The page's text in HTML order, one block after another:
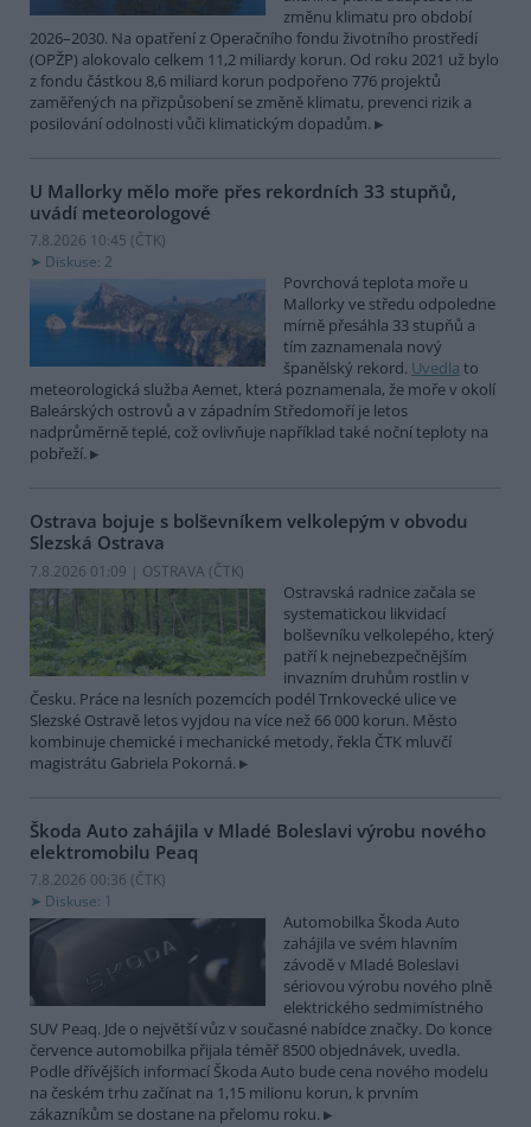
změnu klimatu pro období
2026–2030. Na opatření z Operačního fondu životního prostředí
(OPŽP) alokovalo celkem 11,2 miliardy korun. Od roku 2021 už bylo
z fondu částkou 8,6 miliard korun podpořeno 776 projektů
zaměřených na přizpůsobení se změně klimatu, prevenci rizik a
posilování odolnosti vůči klimatickým dopadům.
U Mallorky mělo moře přes rekordních 33 stupňů,
uvádí meteorologové
7.8.2026 10:45 (ČTK)
Diskuse: 2
Povrchová teplota moře u
Mallorky ve středu odpoledne
mírně přesáhla 33 stupňů a
tím zaznamenala nový
španělský rekord. Uvedla to
meteorologická služba Aemet, která poznamenala, že moře v okolí
Baleárských ostrovů a v západním Středomoří je letos
nadprůměrně teplé, což ovlivňuje například také noční teploty na
pobřeží.
Ostrava bojuje s bolševníkem velkolepým v obvodu
Slezská Ostrava
7.8.2026 01:09 | OSTRAVA (ČTK)
Ostravská radnice začala se
systematickou likvidací
bolševníku velkolepého, který
patří k nejnebezpečnějším
invazním druhům rostlin v
Česku. Práce na lesních pozemcích podél Trnkovecké ulice ve
Slezské Ostravě letos vyjdou na více než 66 000 korun. Město
kombinuje chemické i mechanické metody, řekla ČTK mluvčí
magistrátu Gabriela Pokorná.
Škoda Auto zahájila v Mladé Boleslavi výrobu nového
elektromobilu Peaq
7.8.2026 00:36 (ČTK)
Diskuse: 1
Automobilka Škoda Auto
zahájila ve svém hlavním
závodě v Mladé Boleslavi
sériovou výrobu nového plně
elektrického sedmimístného
SUV Peaq. Jde o největší vůz v současné nabídce značky. Do konce
července automobilka přijala téměř 8500 objednávek, uvedla.
Podle dřívějších informací Škoda Auto bude cena nového modelu
na českém trhu začínat na 1,15 milionu korun, k prvním
zákazníkům se dostane na přelomu roku.